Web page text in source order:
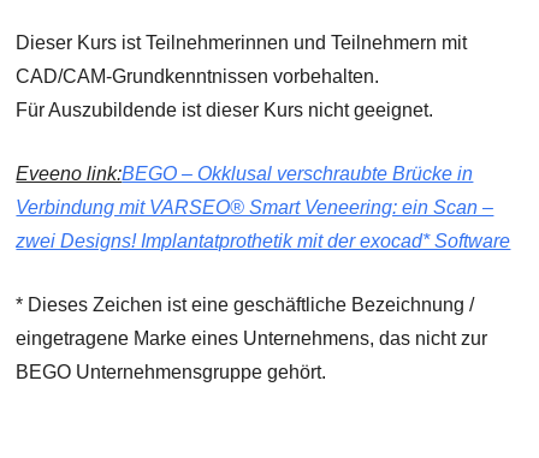
Dieser Kurs ist Teilnehmerinnen und Teilnehmern mit
CAD/CAM-Grundkenntnissen vorbehalten.
Für Auszubildende ist dieser Kurs nicht geeignet.
Eveeno link:BEGO – Okklusal verschraubte Brücke in
Verbindung mit VARSEO® Smart Veneering: ein Scan –
zwei Designs! Implantatprothetik mit der exocad* Software
* Dieses Zeichen ist eine geschäftliche Bezeichnung /
eingetragene Marke eines Unternehmens, das nicht zur
BEGO Unternehmensgruppe gehört.